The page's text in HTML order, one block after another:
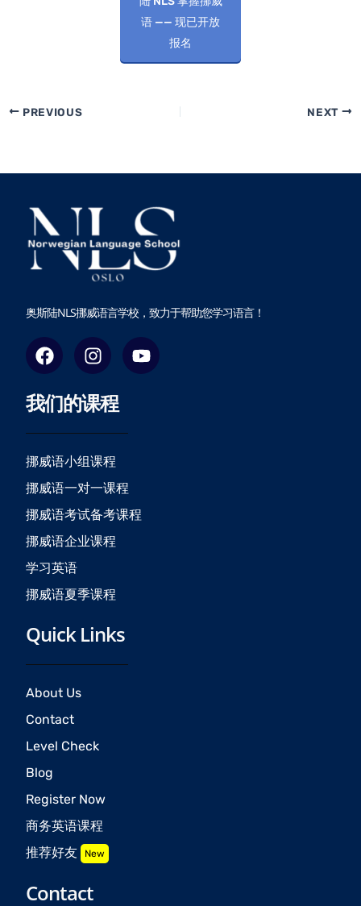
语 —— 现已开放
报名
PREVIOUS NEXT
奥斯陆NLS挪威语言学校，致力于帮助您学习语言！
F
a
e
b
o
o
k
I
n
t
a
g
r
a
m
Y
o
我们的课程
挪威语小组课程
挪威语一对一课程
挪威语考试备考课程
挪威语企业课程
学习英语
挪威语夏季课程
Quick Links
About Us
Contact
Level Check
Blog
Register Now
商务英语课程
推荐好友 New
Contact